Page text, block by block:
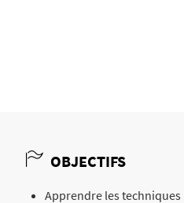
OBJECTIFS
Apprendre les